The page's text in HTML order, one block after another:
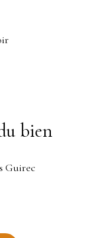
bien
Guirec